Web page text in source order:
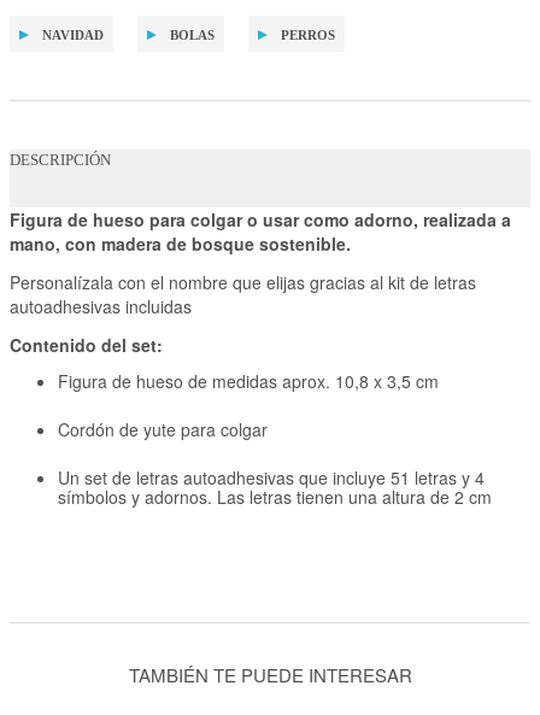
NAVIDAD BOLAS PERROS
DESCRIPCIÓN
Figura de hueso para colgar o usar como adorno, realizada a
mano, con madera de bosque sostenible.
Personalízala con el nombre que elijas gracias al kit de letras
autoadhesivas incluidas
Contenido del set:
Figura de hueso de medidas aprox. 10,8 x 3,5 cm
Cordón de yute para colgar
Un set de letras autoadhesivas que incluye 51 letras y 4
símbolos y adornos. Las letras tienen una altura de 2 cm
TAMBIÉN TE PUEDE INTERESAR